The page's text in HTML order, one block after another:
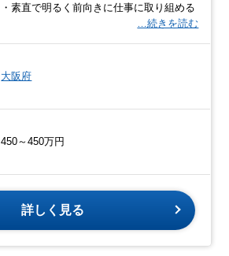
・素直で明るく前向きに仕事に取り組める
…続きを読む
大阪府
450～450万円
詳しく見る